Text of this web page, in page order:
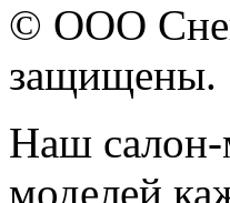
© ООО
защищены.
Наш салон-
моделей